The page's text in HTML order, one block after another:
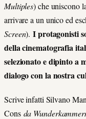
Multiples) che uniscono
arrivare a un unico ed
Screen). I protagonisti
della cinematografia
selezionato e dipinto a
dialogo con la nostra
Scrive infatti Silvano
Consda